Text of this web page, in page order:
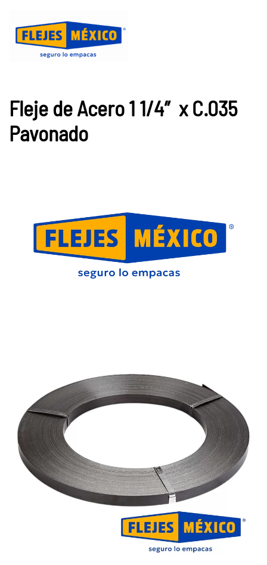
Ir
al
Fleje de Acero 1 1/4″ x C.035
Pavonado